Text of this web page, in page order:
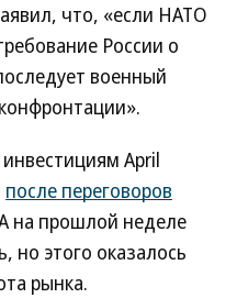
что, «если НАТО
России о
военный
April
после переговоров
на прошлой неделе
но этого оказалось
рынка.